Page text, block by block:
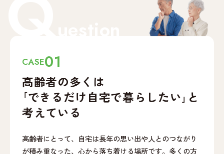
CASE01
高齢者の多くは
｢できるだけ自宅で暮らしたい｣と
考えている
高齢者にとって、自宅は長年の思い出や人とのつながり
が積み重なった、心から落ち着ける場所です。多くの方